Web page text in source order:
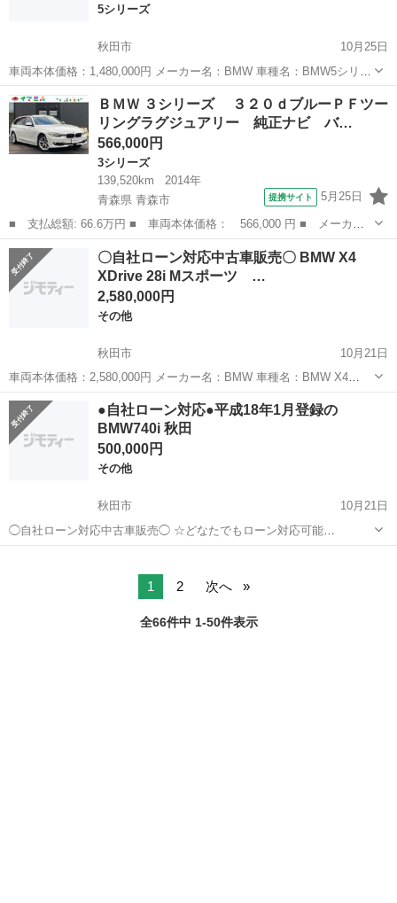
5シリーズ
秋田市
10月25日
車両本体価格：1,480,000円 メーカー名：BMW 車種名：BMW5シリー
ズ 535i グランツーリスモ 排気量：3,000cc 年式：23年 走行距離：
95,509km 色名：ホワイ...
秋田 秋田市 車両
ＢＭＷ ３シリーズ ３２０ｄブルーＰＦツー
リングラグジュアリー 純正ナビ バ…
566,000円
3シリーズ
139,520km
2014年
青森県 青森市
提携サイト 5月25日
■ 支払総額: 66.6万円 ■ 車両本体価格： 566,000 円 ■ メーカー
名： ＢＭＷ ■ 車種名： ３シリーズ ■ グレード名： ３２０
ｄブルーＰＦツーリングラグジュアリー 純正ナビ バックカメラ
パワーバック...
青森 3シリーズ
〇自社ローン対応中古車販売〇 BMW X4
XDrive 28i Mスポーツ …
2,580,000円
その他
秋田市
10月21日
車両本体価格：2,580,000円 メーカー名：BMW 車種名：BMW X4
XDrive 28i Mスポーツ 排気量：2,000cc 年式：H27年 走行距離：
83,256km 色名：ホ...
秋田 その他 車両
●自社ローン対応●平成18年1月登録の
BMW740i 秋田
500,000円
その他
秋田市
10月21日
◯自社ローン対応中古車販売◯ ☆どなたでもローン対応可能
☆ １、勤続年数の短い方や自営業の方 ２、パートを
組めない方 ４、他社様で...1 2 次へ
全66件中 1-50件表示